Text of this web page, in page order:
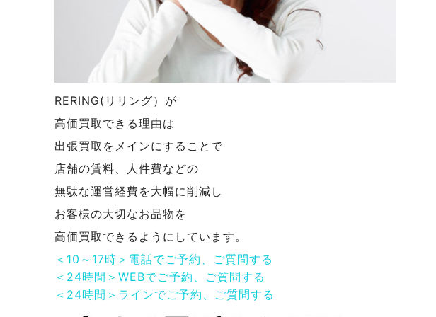
RERING(リリング）が
高価買取できる理由は
出張買取をメインにすることで
店舗の賃料、人件費などの
無駄な運営経費を大幅に削減し
お客様の大切なお品物を
高価買取できるようにしています。
＜10～17時＞電話でご予約、ご質問する
＜24時間＞WEBでご予約、ご質問する
＜24時間＞ラインでご予約、ご質問する